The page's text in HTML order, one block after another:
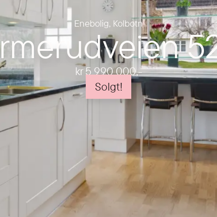
Enebolig, Kolbotn
kr 5 990 000,-
Solgt!